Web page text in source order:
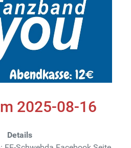
2025-08-16
Details